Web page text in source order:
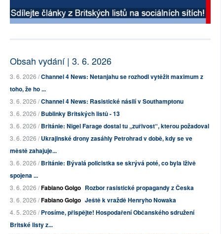
Obsah vydání | 3. 6. 2026
3. 6. 2026 /Channel 4 News: Netanjahu se rozhodl vytěžit maximum z
toho, že ho ...
3. 6. 2026 /Channel 4 News: Rasistické násilí v Southamptonu
3. 6. 2026 /Bublinky Britských listů - 13
3. 6. 2026 /Británie: Nigel Farage dostal tu „zuřivost“, kterou požadoval
3. 6. 2026 /Ukrajinské drony zasáhly Petrohrad v době, kdy se ve
městě zahajuje...
3. 6. 2026 /Británie: Bývalá policistka se skrývá poté, co byla lživě
spojena ...
3. 6. 2026 /Fabiano Golgo Rozbor rasistické propagandy z Česka
3. 6. 2026 /Fabiano Golgo Ještě k vraždě Henryho Nowaka
4. 5. 2026 /Prosíme, přispějte! Hospodaření Občanského sdružení
Britské listy z...